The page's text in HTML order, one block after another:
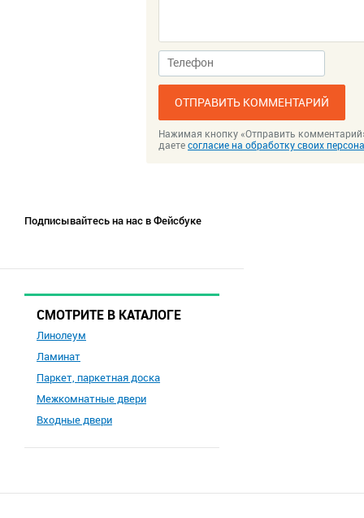
ОТПРАВИТЬ КОММЕНТАРИЙ
Нажимая кнопку «Отправить
даете согласие на обработку своих
Подписывайтесь на нас в Фейсбуке
СМОТРИТЕ В КАТАЛОГЕ
Линолеум
Ламинат
Паркет, паркетная доска
Межкомнатные двери
Входные двери